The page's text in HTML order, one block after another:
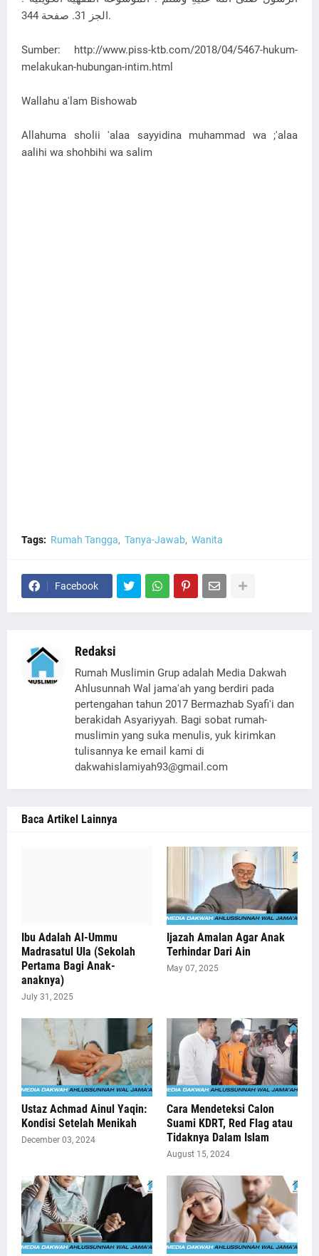
الجز 31. صفحة 344.
Sumber: http://www.piss-ktb.com/2018/04/5467-hukum-
melakukan-hubungan-intim.html
Wallahu a'lam Bishowab
Allahuma sholii 'alaa sayyidina muhammad wa ;'alaa
aalihi wa shohbihi wa salim
Tags: Rumah Tangga Tanya-Jawab Wanita
Facebook
Redaksi
Rumah Muslimin Grup adalah Media Dakwah
Ahlusunnah Wal jama'ah yang berdiri pada
pertengahan tahun 2017 Bermazhab Syafi'i dan
berakidah Asyariyyah. Bagi sobat rumah-
muslimin yang suka menulis, yuk kirimkan
tulisannya ke email kami di
dakwahislamiyah93@gmail.com
Baca Artikel Lainnya
Ibu Adalah Al-Ummu
Madrasatul Ula (Sekolah
Pertama Bagi Anak-
anaknya)
July 31, 2025
Ijazah Amalan Agar Anak
Terhindar Dari Ain
May 07, 2025
Ustaz Achmad Ainul Yaqin:
Kondisi Setelah Menikah
December 03, 2024
Cara Mendeteksi Calon
Suami KDRT, Red Flag atau
Tidaknya Dalam Islam
August 15, 2024